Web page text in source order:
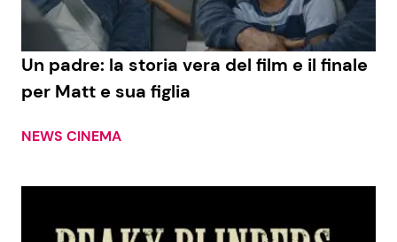
Un padre: la storia vera del film e il finale
per Matt e sua figlia
NEWS CINEMA